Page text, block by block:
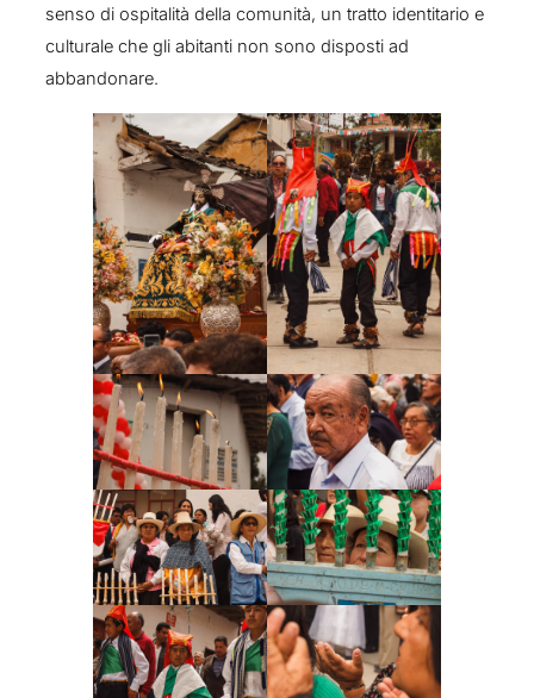
senso di ospitalità della comunità, un tratto identitario e
culturale che gli abitanti non sono disposti ad
abbandonare.